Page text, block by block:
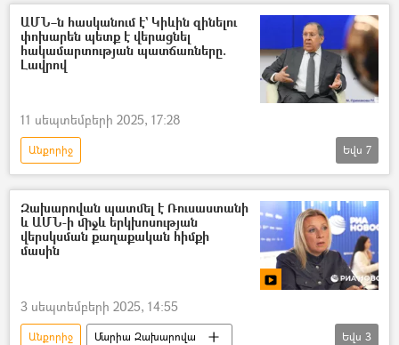
ԱՄՆ
Ռուսաստան
բանակցություններ
ԱՄՆ–ն հասկանում է` Կիևին զինելու
փոխարեն պետք է վերացնել
հակամարտության պատճառները.
Լավրով
11 սեպտեմբերի 2025, 17:28
Անքորիջ
Դոնբասի պաշտպանություն. ՌԴ–ի ռազմական հատուկ գործողությունը Ուկրաինայում
ԱՄՆ
Ռուսաստան
Կիև
Ուկրաինա
Հատուկ ռազմական գործողություն
Եվս 7
Զախարովան պատմել է Ռուսաստանի
և ԱՄՆ-ի միջև երկխոսության
վերսկսման քաղաքական հիմքի
մասին
3 սեպտեմբերի 2025, 14:55
Անքորիջ
Մարիա Զախարովա
Եվս 3